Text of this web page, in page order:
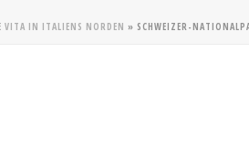
VITA IN ITALIENS NORDEN » SCHWEIZER-